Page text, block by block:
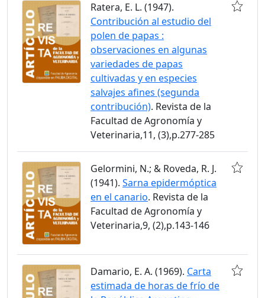
Ratera, E. L. (1947).
Contribución al estudio del
polen de papas :
observaciones en algunas
variedades de papas
cultivadas y en especies
salvajes afines (segunda
contribución). Revista de la
Facultad de Agronomía y
Veterinaria,11, (3),p.277-285
Gelormini, N.; & Roveda, R. J.
(1941). Sarna epidermóptica
en el canario. Revista de la
Facultad de Agronomía y
Veterinaria,9, (2),p.143-146
Damario, E. A. (1969). Carta
estimada de horas de frío de